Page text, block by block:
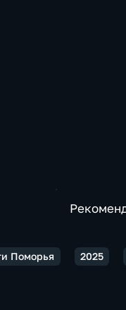
Поморья 2025